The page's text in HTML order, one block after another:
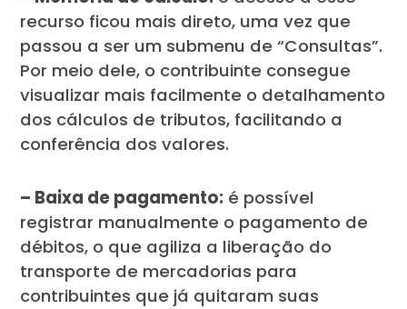
recurso ficou mais direto, uma vez que
passou a ser um submenu de “Consultas”.
Por meio dele, o contribuinte consegue
visualizar mais facilmente o detalhamento
dos cálculos de tributos, facilitando a
conferência dos valores.
– Baixa de pagamento: é possível
registrar manualmente o pagamento de
débitos, o que agiliza a liberação do
transporte de mercadorias para
contribuintes que já quitaram suas